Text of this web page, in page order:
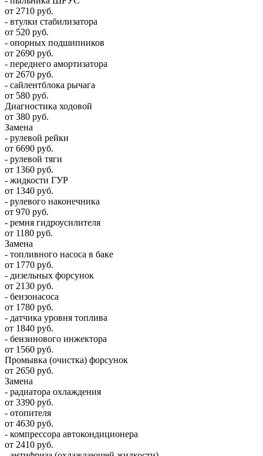
от 2710 руб.
- втулки стабилизатора
от 520 руб.
- опорных подшипников
от 2690 руб.
- переднего амортизатора
от 2670 руб.
- сайлентблока рычага
от 580 руб.
Диагностика ходовой
от 380 руб.
Замена
- рулевой рейки
от 6690 руб.
- рулевой тяги
от 1360 руб.
- жидкости ГУР
от 1340 руб.
- рулевого наконечника
от 970 руб.
- ремня гидроусилителя
от 1180 руб.
Замена
- топливного насоса в баке
от 1770 руб.
- дизельных форсунок
от 2130 руб.
- бензонасоса
от 1780 руб.
- датчика уровня топлива
от 1840 руб.
- бензинового инжектора
от 1560 руб.
Промывка (очистка) форсунок
от 2650 руб.
Замена
- радиатора охлаждения
от 3390 руб.
- отопителя
от 4630 руб.
- компрессора автокондиционера
от 2410 руб.